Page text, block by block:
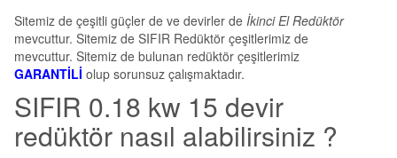
Sitemiz de çeşitli güçler de ve devirler de İkinci El Redüktör
mevcuttur. Sitemiz de SIFIR Redüktör çeşitlerimiz de
mevcuttur. Sitemiz de bulunan redüktör çeşitlerimiz
GARANTİLİ olup sorunsuz çalışmaktadır.
SIFIR 0.18 kw 15 devir
redüktör nasıl alabilirsiniz ?